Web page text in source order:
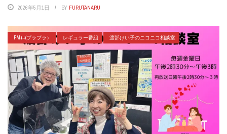
2026年5月1日 BY FURUTANARU
FM++(プラプラ） レギュラー番組 渡部けい子のニコニコ相談室